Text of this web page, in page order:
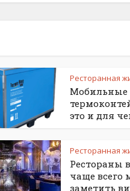
Ресторанная
Мобильные
это и для
Ресторанная
Рестораны
чаще всего
заметить